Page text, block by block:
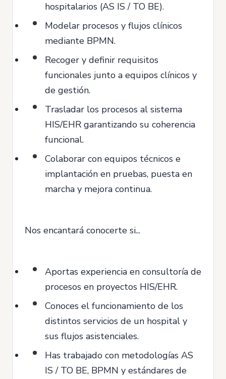
hospitalarios (AS IS / TO BE).
Modelar procesos y flujos clínicos
mediante BPMN.
Recoger y definir requisitos
funcionales junto a equipos clínicos y
de gestión.
Trasladar los procesos al sistema
HIS/EHR garantizando su coherencia
funcional.
Colaborar con equipos técnicos e
implantación en pruebas, puesta en
marcha y mejora continua.
Nos encantará conocerte si...
Aportas experiencia en consultoría de
procesos en proyectos HIS/EHR.
Conoces el funcionamiento de los
distintos servicios de un hospital y
sus flujos asistenciales.
Has trabajado con metodologías AS
IS / TO BE, BPMN y estándares de